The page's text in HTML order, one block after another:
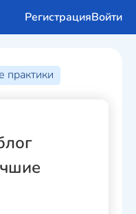
РегистрацияВойти
практики